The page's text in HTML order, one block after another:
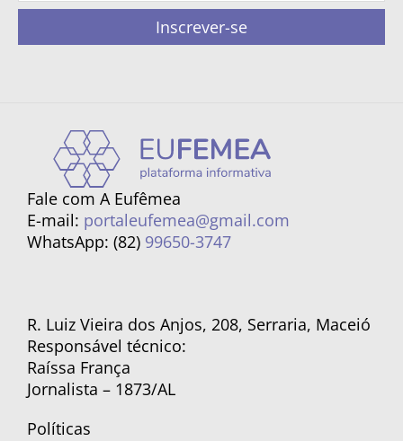
Inscrever-se
Fale com A Eufêmea
E-mail: portaleufemea@gmail.com
WhatsApp: (82) 99650-3747
R. Luiz Vieira dos Anjos, 208, Serraria, Maceió
Responsável técnico:
Raíssa França
Jornalista – 1873/AL
Políticas